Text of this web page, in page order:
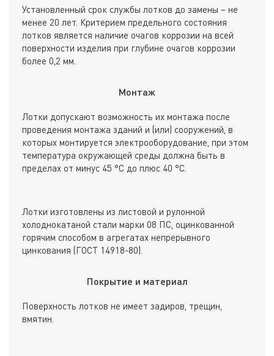
Установленный срок службы лотков до замены – не
менее 20 лет. Критерием предельного состояния
лотков является наличие очагов коррозии на всей
поверхности изделия при глубине очагов коррозии
более 0,2 мм.
Монтаж
Лотки допускают возможность их монтажа после
проведения монтажа зданий и (или) сооружений, в
которых монтируется электрооборудование, при этом
температура окружающей среды должна быть в
пределах от минус 45 °С до плюс 40 °С.
Лотки изготовлены из листовой и рулонной
холоднокатаной стали марки 08 ПС, оцинкованной
горячим способом в агрегатах непрерывного
цинкования (ГОСТ 14918-80).
Покрытие и материал
Поверхность лотков не имеет задиров, трещин,
вмятин.